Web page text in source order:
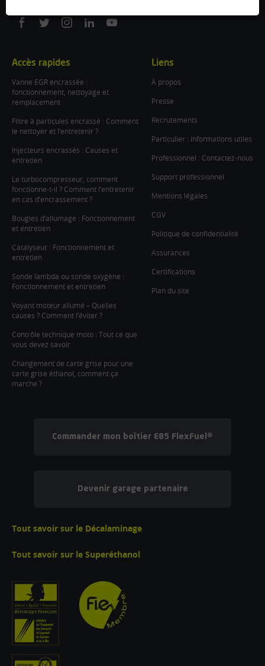
On
On
On
On
On
Accès rapides
Vanne EGR encrassée :
fonctionnement, nettoyage et
remplacement
Filtre à particules encrassé : Comment
le nettoyer et l’entretenir ?
Injecteurs encrassés : Causes et
entretien
Le turbocompresseur, comment
fonctionne-t-il ? Comment l’entretenir
en cas d’encrassement ?
Bougies d’allumage : Fonctionnement
et entretien
Catalyseur : Fonctionnement et
entretien
Sonde lambda ou sonde oxygène :
Fonctionnement et entretien
Voyant moteur allumé – Quelles
causes ? Comment l’éviter ?
Contrôle technique moto : Tout ce que
vous devez savoir
Changement de carte grise pour une
carte grise éthanol, comment ça
marche ?
Liens
À propos
Presse
Recrutements
Particulier : informations utiles
Professionnel : Contactez-nous
Support professionnel
Mentions légales
CGV
Politique de confidentialité
Assurances
Certifications
Plan du site
Commander mon boîtier E85 FlexFuel®
Devenir garage partenaire
Tout savoir sur le Décalaminage
Tout savoir sur le Superéthanol